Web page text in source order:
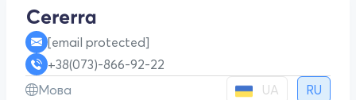
[email protected]
+38(073)-866-92-22
Мова
UA RU